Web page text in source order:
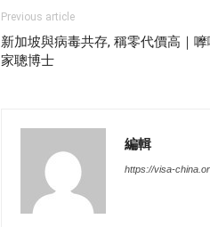
Previous article
新加坡與病毒共存, 稱零代價高｜
家聰博士
編輯
https://visa-